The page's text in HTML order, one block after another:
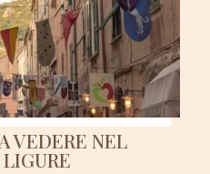
VEDERE NEL